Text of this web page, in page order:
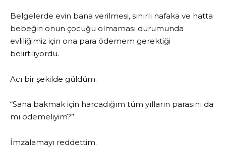
Belgelerde evin bana verilmesi, sınırlı nafaka ve hatta
bebeğin onun çocuğu olmaması durumunda
evliliğimiz için ona para ödemem gerektiği
belirtiliyordu.
Acı bir şekilde güldüm.
“Sana bakmak için harcadığım tüm yılların parasını da
mı ödemeliyim?”
İmzalamayı reddettim.